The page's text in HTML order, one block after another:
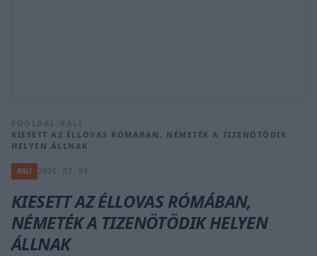
FŐOLDAL RALI
KIESETT AZ ÉLLOVAS RÓMÁBAN, NÉMETÉK A TIZENÖTÖDIK
HELYEN ÁLLNAK
RALI
KIESETT AZ ÉLLOVAS RÓMÁBAN,
NÉMETÉK A TIZENÖTÖDIK HELYEN
ÁLLNAK